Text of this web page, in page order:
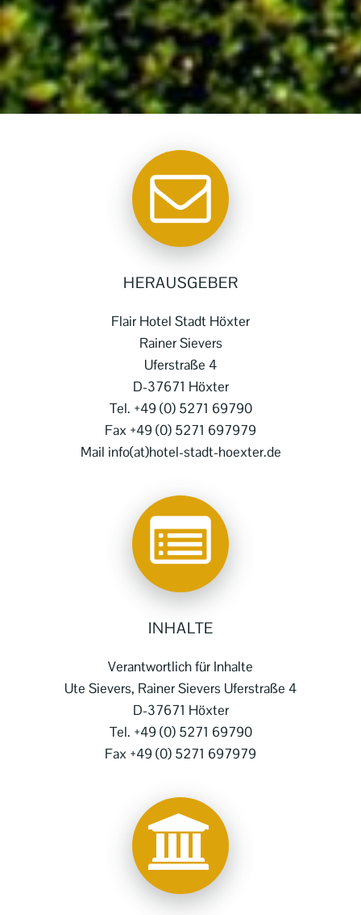
HERAUSGEBER
Flair Hotel Stadt Höxter
Rainer Sievers
Uferstraße 4
D-37671 Höxter
Tel. +49 (0) 5271 69790
Fax +49 (0) 5271 697979
Mail info(at)hotel-stadt-hoexter.de
INHALTE
Verantwortlich für Inhalte
Ute Sievers, Rainer Sievers Uferstraße 4
D-37671 Höxter
Tel. +49 (0) 5271 69790
Fax +49 (0) 5271 697979